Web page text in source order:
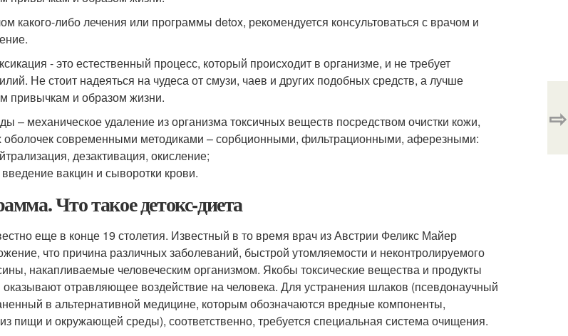
какого-либо лечения или программы detox, рекомендуется консультоваться с врачом и
- это естественный процесс, который происходит в организме, и не требует
Не стоит надеяться на чудеса от смузи, чаев и других подобных средств, а лучше
привычкам и образом жизни.
– механическое удаление из организма токсичных веществ посредством очистки кожи,
оболочек современными методиками – сорбционными, фильтрационными, аферезными:
дезактивация, окисление;
вакцин и сыворотки крови.
Что такое детокс-диета
еще в конце 19 столетия. Известный в то время врач из Австрии Феликс Майер
что причина различных заболеваний, быстрой утомляемости и неконтролируемого
накапливаемые человеческим организмом. Якобы токсические вещества и продукты
оказывают отравляющее воздействие на человека. Для устранения шлаков (псевдонаучный
в альтернативной медицине, которым обозначаются вредные компоненты,
пищи и окружающей среды), соответственно, требуется специальная система очищения.
⇨